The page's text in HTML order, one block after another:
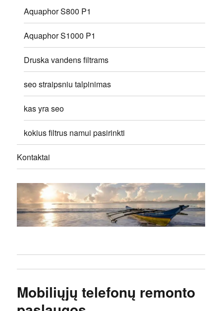
Aquaphor S800 P1
Aquaphor S1000 P1
Druska vandens filtrams
seo straipsniu talpinimas
kas yra seo
kokius filtrus namui pasirinkti
Kontaktai
Mobiliųjų telefonų remonto